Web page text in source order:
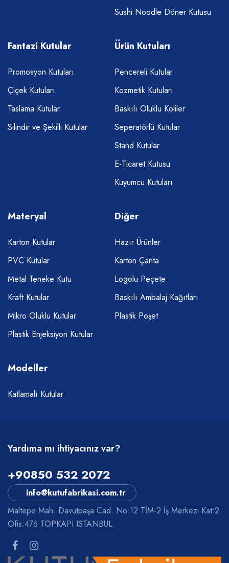
Sushi Noodle Döner Kutusu
Fantazi Kutular
Promosyon Kutuları
Çiçek Kutuları
Taslama Kutular
Silindir ve Şekilli Kutular
Ürün Kutuları
Pencereli Kutular
Kozmetik Kutuları
Baskılı Oluklu Koliler
Seperatörlü Kutular
Stand Kutular
E-Ticaret Kutusu
Kuyumcu Kutuları
Materyal
Karton Kutular
PVC Kutular
Metal Teneke Kutu
Kraft Kutular
Mikro Oluklu Kutular
Plastik Enjeksiyon Kutular
Diğer
Hazır Ürünler
Karton Çanta
Logolu Peçete
Baskılı Ambalaj Kağıtları
Plastik Poşet
Modeller
Katlamalı Kutular
Yardıma mı ihtiyacınız var?
+90850 532 2072
info@kutufabrikasi.com.tr
Maltepe Mah. Davutpaşa Cad. No:12 TİM-2 İş Merkezi Kat:2
Ofis:476 TOPKAPI ISTANBUL